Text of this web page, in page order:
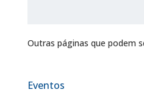
Outras páginas que podem
Eventos